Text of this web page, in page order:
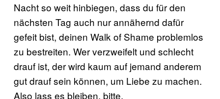
Nacht so weit hinbiegen, dass du für den
nächsten Tag auch nur annähernd dafür
gefeit bist, deinen Walk of Shame problemlos
zu bestreiten. Wer verzweifelt und schlecht
drauf ist, der wird kaum auf jemand anderem
gut drauf sein können, um Liebe zu machen.
Also lass es bleiben, bitte.